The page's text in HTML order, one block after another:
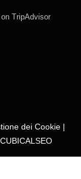
dei Cookie|